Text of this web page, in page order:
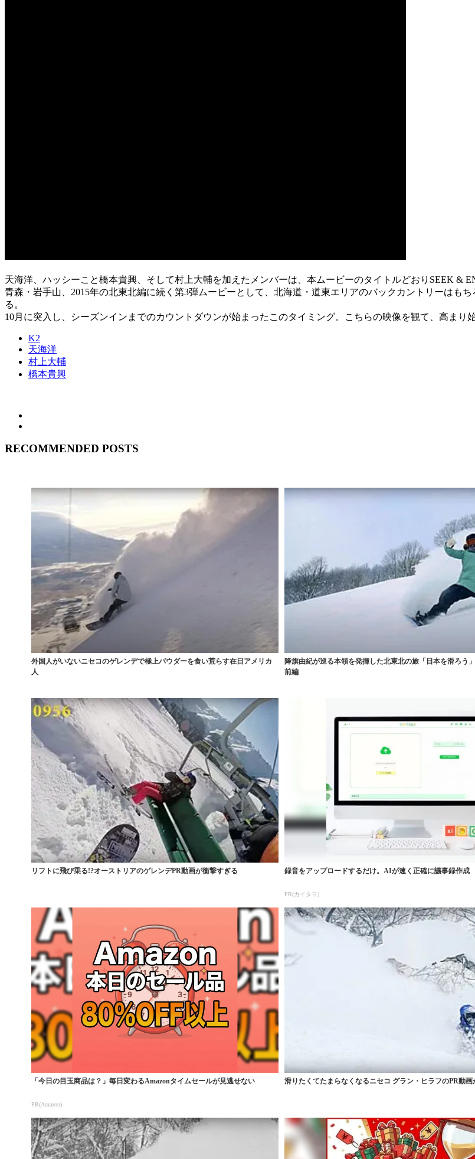
天海洋、ハッシーこと橋本貴興、そして村上大輔を加えたメンバーは、本ムービーのタイトルどおりSEEK &
青森・岩手山、2015年の北東北編に続く第3弾ムービーとして、北海道・道東エリアのバックカントリーはも
る。
10月に突入し、シーズンインまでのカウントダウンが始まったこのタイミング。こちらの映像を観て、高まり
K2
天海洋
村上大輔
橋本貴興
RECOMMENDED POSTS
外国人がいないニセコのゲレンデで極上パウダーを食い荒らす在日アメリカ
人
降旗由紀が巡る本領を発揮した北東北の旅「日本を滑ろう
前編
リフトに飛び乗る!?オーストリアのゲレンデPR動画が衝撃すぎる 録音をアップロードするだけ。AIが速く正確に議事録作成
PR(カイタヨ)
「今日の目玉商品は？」毎日変わるAmazonタイムセールが見逃せない
PR(Amazon)
滑りたくてたまらなくなるニセコ グラン・ヒラフのPR動画